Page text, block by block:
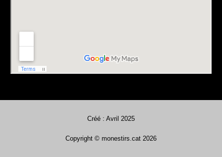
Créé : Avril 2025